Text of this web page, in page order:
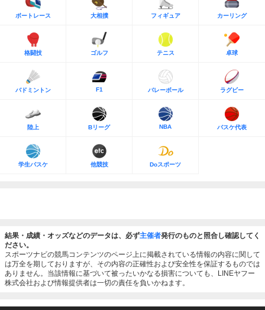
ボートレース 大相撲 フィギュア カーリング
格闘技 ゴルフ テニス 卓球
バドミントン F1 バレーボール ラグビー
陸上 Bリーグ NBA バスケ代表
学生バスケ 他競技 Doスポーツ
結果・成績・オッズなどのデータは、必ず主催者発行のものと照合し確認してく
ださい。
スポーツナビの競馬コンテンツのページ上に掲載されている情報の内容に関して
は万全を期しておりますが、その内容の正確性および安全性を保証するものでは
ありません。当該情報に基づいて被ったいかなる損害についても、LINEヤフー
株式会社および情報提供者は一切の責任を負いかねます。